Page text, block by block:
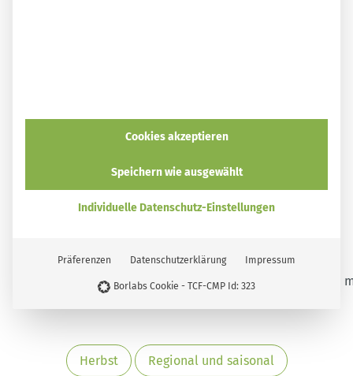
Spinat, Pilze, Reis & Co.
Ernten statt vertrocknen lassen: Die besten Salbei-
Papiergarn (Paper Yarn) selber machen – nachhaltiges
Geschenkband ohne Plastik
Herbst Regional und saisonal
Cookies akzeptieren
Speichern wie ausgewählt
Individuelle Datenschutz-Einstellungen
Präferenzen Datenschutzerklärung Impressum
Borlabs Cookie - TCF-CMP Id: 323